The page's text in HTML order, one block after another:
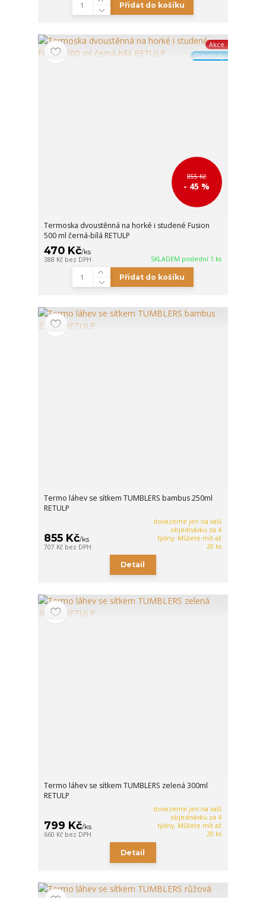
Přidat do košíku
Akce
Skladovky
855 Kč
- 45 %
Termoska dvoustěnná na horké i studené Fusion
500 ml černá-bílá RETULP
470 Kč/ks
388 Kč bez DPH SKLADEM poslední 1 ks
Přidat do košíku
Termo láhev se sítkem TUMBLERS bambus 250ml
RETULP
855 Kč/ks
707 Kč bez DPH
dovezeme jen na vaší
objednávku za 4
týdny. Můžete mít až
20 ks
Detail
Termo láhev se sítkem TUMBLERS zelená 300ml
RETULP
799 Kč/ks
660 Kč bez DPH
dovezeme jen na vaší
objednávku za 4
týdny. Můžete mít až
20 ks
Detail